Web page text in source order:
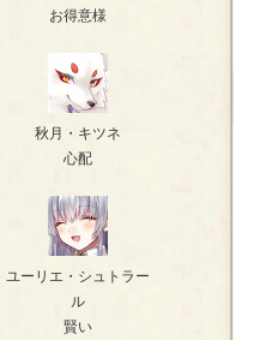
お得意様
秋月・キツネ
心配
ユーリエ・シュトラー
ル
賢い